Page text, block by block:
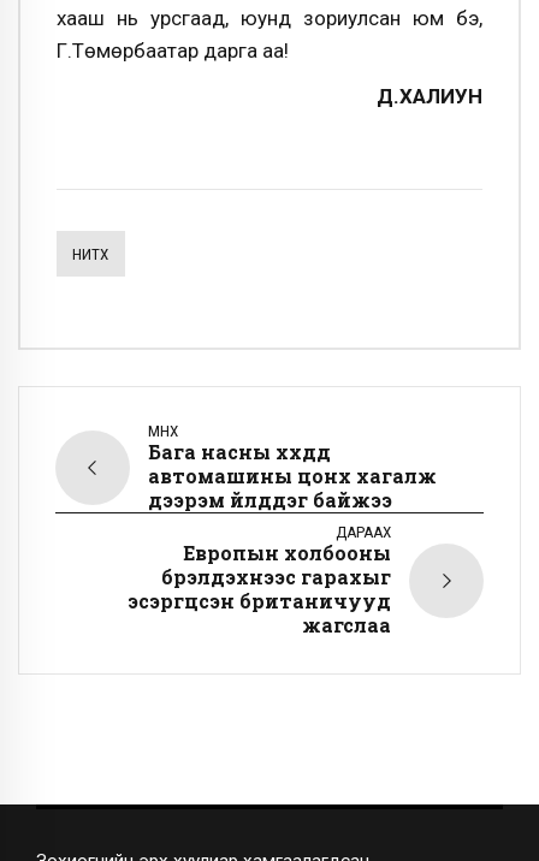
хааш нь урсгаад, юунд зориулсан юм бэ,
Г.Төмөрбаатар дарга аа!
Д.ХАЛИУН
НИТХ
ӨМНӨХ
Бага насны хүүхдүүд
автомашины цонх хагалж
дээрэм үйлддэг байжээ
ДАРААХ
Европын холбооны
бүрэлдэхүүнээс гарахыг
эсэргүүцсэн британичууд
жагслаа